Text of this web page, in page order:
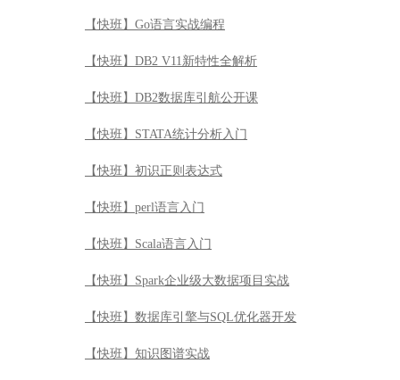
【快班】Go语言实战编程
【快班】DB2 V11新特性全解析
【快班】DB2数据库引航公开课
【快班】STATA统计分析入门
【快班】初识正则表达式
【快班】perl语言入门
【快班】Scala语言入门
【快班】Spark企业级大数据项目实战
【快班】数据库引擎与SQL优化器开发
【快班】知识图谱实战